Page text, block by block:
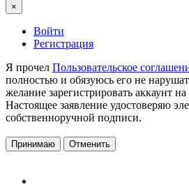
×
Войти
Регистрация
Я прочел Пользовательское
полностью и обязуюсь его не
желание зарегистрировать аккаунт
Настоящее заявление удостоверяю
собственноручной подписи.
Принимаю Отменить